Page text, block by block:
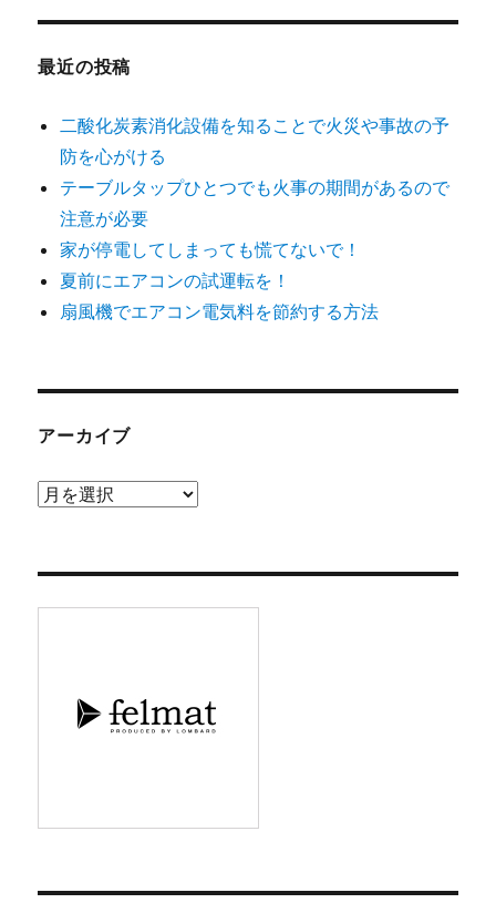
最近の投稿
二酸化炭素消化設備を知ることで火災や事故の予
防を心がける
テーブルタップひとつでも火事の期間があるので
注意が必要
家が停電してしまっても慌てないで！
夏前にエアコンの試運転を！
扇風機でエアコン電気料を節約する方法
アーカイブ
ア